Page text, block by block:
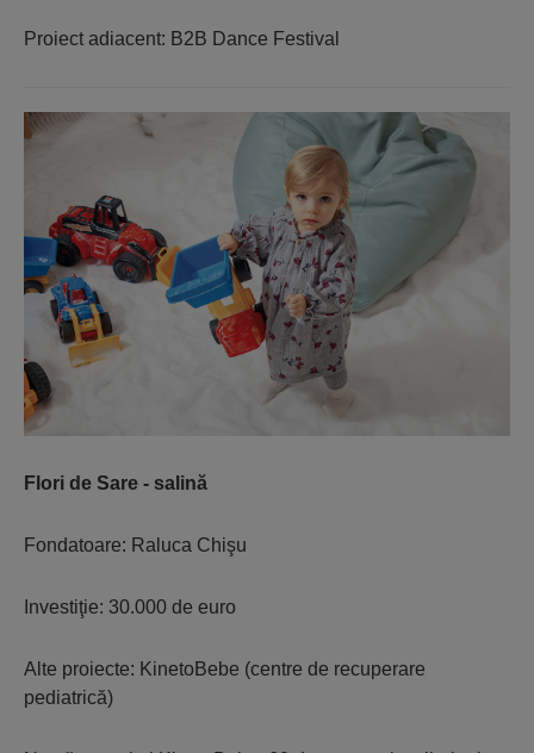
Proiect adiacent: B2B Dance Festival
Flori de Sare - salină
Fondatoare: Raluca Chişu
Investiţie: 30.000 de euro
Alte proiecte: KinetoBebe (centre de recuperare
pediatrică)